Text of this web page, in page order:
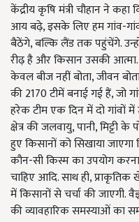
केंद्रीय कृषि मंत्री चौहान ने
आय बढ़े, इसके लिए हम गांव-
बैठेंगे, बल्कि लैंड तक पहुंचेंगे.
रीढ़ है और किसान उसकी
केवल बीज नहीं बोता, जीवन
की 2170 टीमें बनाई गई हैं, जो
हरेक टीम एक दिन में दो गांवों में
क्षेत्र की जलवायु, पानी, मिट्टी
हुए किसानों को सिखाया
कौन-सी किस्म का उपयोग
चाहिए आदि. साथ ही,
में किसानों से चर्चा की जाएगी.
की व्यावहारिक समस्याओं का